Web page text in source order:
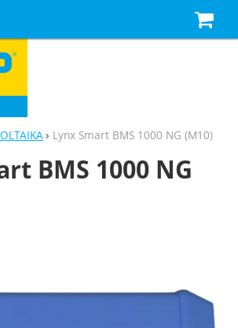
Lynx Smart BMS 1000 NG (M10)
BMS 1000 NG